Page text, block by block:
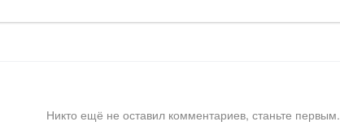
Никто ещё не оставил комментариев, станьте первым.